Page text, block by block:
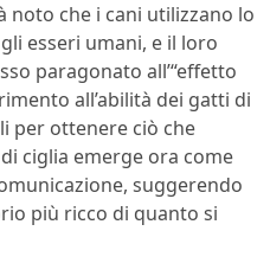
noto che i cani utilizzano lo
esseri umani, e il loro
paragonato all’“effetto
all’abilità dei gatti di
per ottenere ciò che
ciglia emerge ora come
suggerendo
più ricco di quanto si